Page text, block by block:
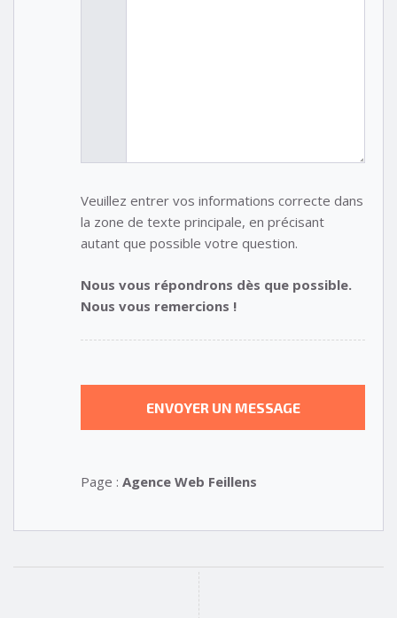
Veuillez entrer vos informations correcte dans
la zone de texte principale, en précisant
autant que possible votre question.
Nous vous répondrons dès que possible.
Nous vous remercions !
Page : Agence Web Feillens